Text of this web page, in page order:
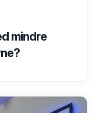
mindre